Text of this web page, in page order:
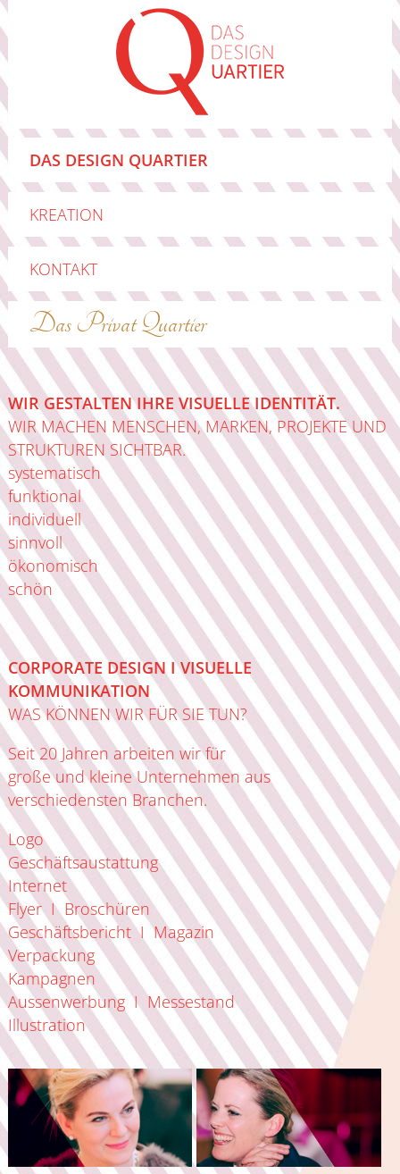
DAS DESIGN QUARTIER
KREATION
KONTAKT
Das Privat Quartier
WIR GESTALTEN IHRE VISUELLE IDENTITÄT.
WIR MACHEN MENSCHEN, MARKEN, PROJEKTE UND
STRUKTUREN SICHTBAR.
systematisch
funktional
individuell
sinnvoll
ökonomisch
schön
CORPORATE DESIGN I VISUELLE
KOMMUNIKATION
WAS KÖNNEN WIR FÜR SIE TUN?
Seit 20 Jahren arbeiten wir für
große und kleine Unternehmen aus
verschiedensten Branchen.
Logo
Geschäftsaustattung
Internet
Flyer I Broschüren
Geschäftsbericht I Magazin
Verpackung
Kampagnen
Aussenwerbung I Messestand
Illustration